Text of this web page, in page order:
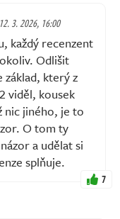
3. 2026, 16:00
každý recenzent
Odlišit
který z
viděl, kousek
nic jiného, je to
O tom ty
a udělat si
splňuje.
7